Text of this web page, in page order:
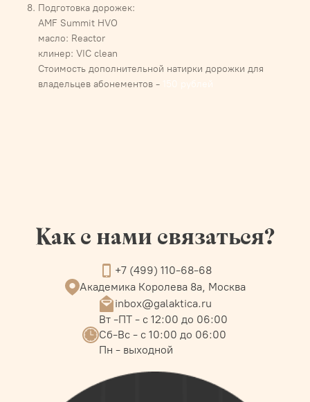
Подготовка дорожек:
AMF Summit HVO
масло: Reactor
клинер: VIC clean
Стоимость дополнительной натирки дорожки для
владельцев абонементов -
Как с нами связаться?
+7 (499) 110-68-68
Академика Королева 8а, Москва
inbox@galaktica.ru
Вт -ПТ - с 12:00 до 06:00
Сб-Вс - с 10:00 до 06:00
Пн - выходной